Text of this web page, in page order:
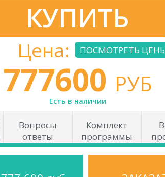
КУПИТЬ
Цена: ПОСМОТРЕТЬ
777600 РУБ
Есть в наличии
Вопросы
ответы
Комплект
программы